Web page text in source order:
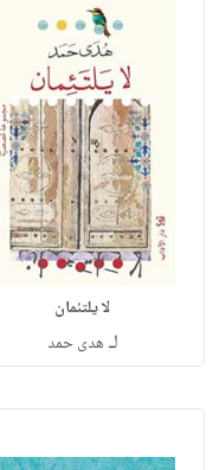
لا يلتئمان
لـ هدى حمد